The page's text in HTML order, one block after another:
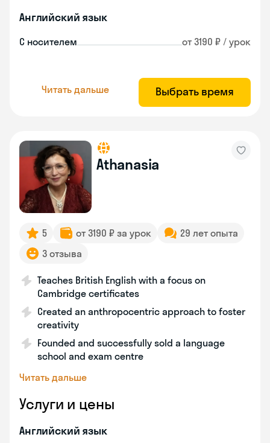
Английский язык
С носителем от 3190 ₽ / урок
Читать дальше Выбрать время
Athanasia
5 от 3190 ₽ за урок
29 лет опыта
3 отзыва
Teaches British English with a focus on
Cambridge certificates
Created an anthropocentric approach to foster
creativity
Founded and successfully sold a language
school and exam centre
Читать дальше
Услуги и цены
Английский язык